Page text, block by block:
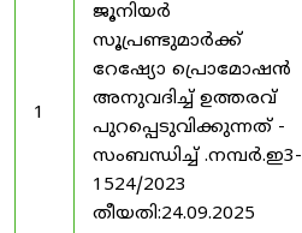
1
ജൂനിയർ
സൂപ്രണ്ടുമാർക്ക്
റേഷ്യോ പ്രൊമോഷൻ
അനുവദിച്ച് ഉത്തരവ്
പുറപ്പെടുവിക്കുന്നത് -
സംബന്ധിച്ച് .നമ്പർ.ഇ3-
1524/2023
തീയതി:24.09.2025